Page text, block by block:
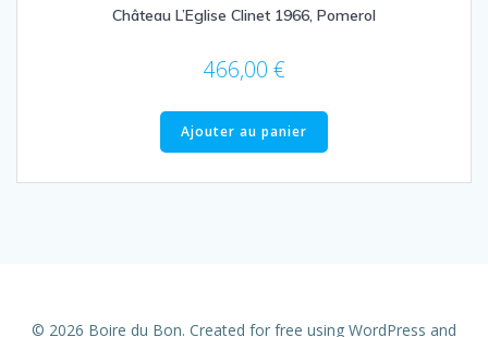
Château L’Eglise Clinet 1966, Pomerol
466,00 €
Ajouter au panier
© 2026 Boire du Bon. Created for free using WordPress and